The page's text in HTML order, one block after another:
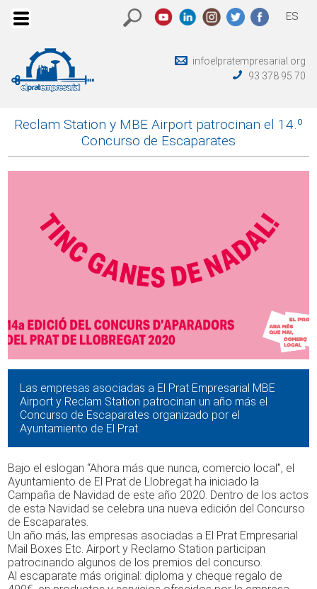
ES
infoelpratempresarial.org
93 378 95 70
Reclam Station y MBE Airport patrocinan el 14.º
Concurso de Escaparates
Las empresas asociadas a El Prat Empresarial MBE
Airport y Reclam Station patrocinan un año más el
Concurso de Escaparates organizado por el
Ayuntamiento de El Prat.
Bajo el eslogan “Ahora más que nunca, comercio local", el
Ayuntamiento de El Prat de Llobregat ha iniciado la
Campaña de Navidad de este año 2020. Dentro de los actos
de esta Navidad se celebra una nueva edición del Concurso
de Escaparates.
Un año más, las empresas asociadas a El Prat Empresarial
Mail Boxes Etc. Airport y Reclamo Station participan
patrocinando algunos de los premios del concurso.
Al escaparate más original: diploma y cheque regalo de